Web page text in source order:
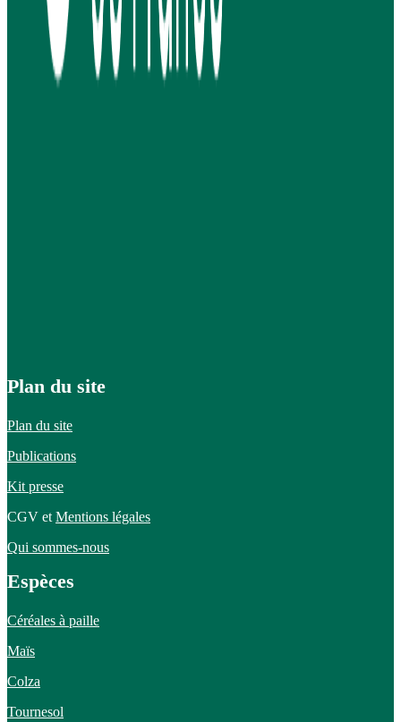
Plan du site
Plan du site
Publications
Kit presse
CGV et Mentions légales
Qui sommes-nous
Espèces
Céréales à paille
Maïs
Colza
Tournesol